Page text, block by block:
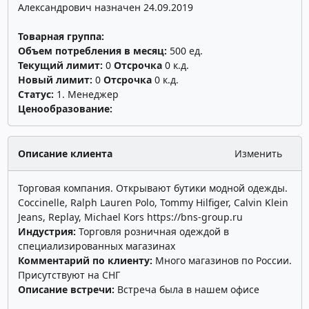
Александрович назначен 24.09.2019
Товарная группа:
Объем потребления в месяц: 500 ед.
Текущий лимит: 0 Отсрочка0 к.д.
Новый лимит: 0 Отсрочка0 к.д.
Статус: 1. Менеджер
Ценообразование:
Описание клиента Изменить
Торговая компания. Открывают бутики модной одежды.
Coccinelle, Ralph Lauren Polo, Tommy Hilfiger, Calvin Klein
Jeans, Replay, Michael Kors https://bns-group.ru
Индустрия: Торговля розничная одеждой в
специализированных магазинах
Комментарий по клиенту: Много магазинов по России.
Присутствуют на СНГ
Описание встречи: Встреча была в нашем офисе